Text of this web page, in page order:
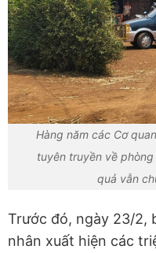
Hàng năm các Cơ
tuyên truyền về
quả vẫn
Trước đó, ngày 23/2,
nhân xuất hiện các